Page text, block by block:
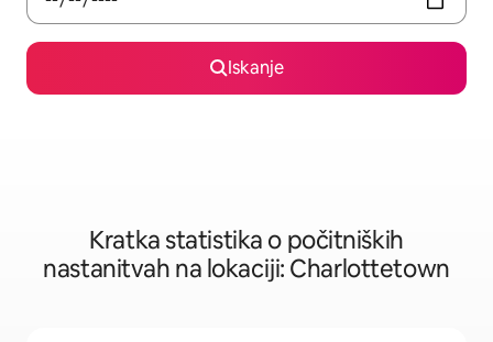
Iskanje
Kratka statistika o počitniških
nastanitvah na lokaciji: Charlottetown